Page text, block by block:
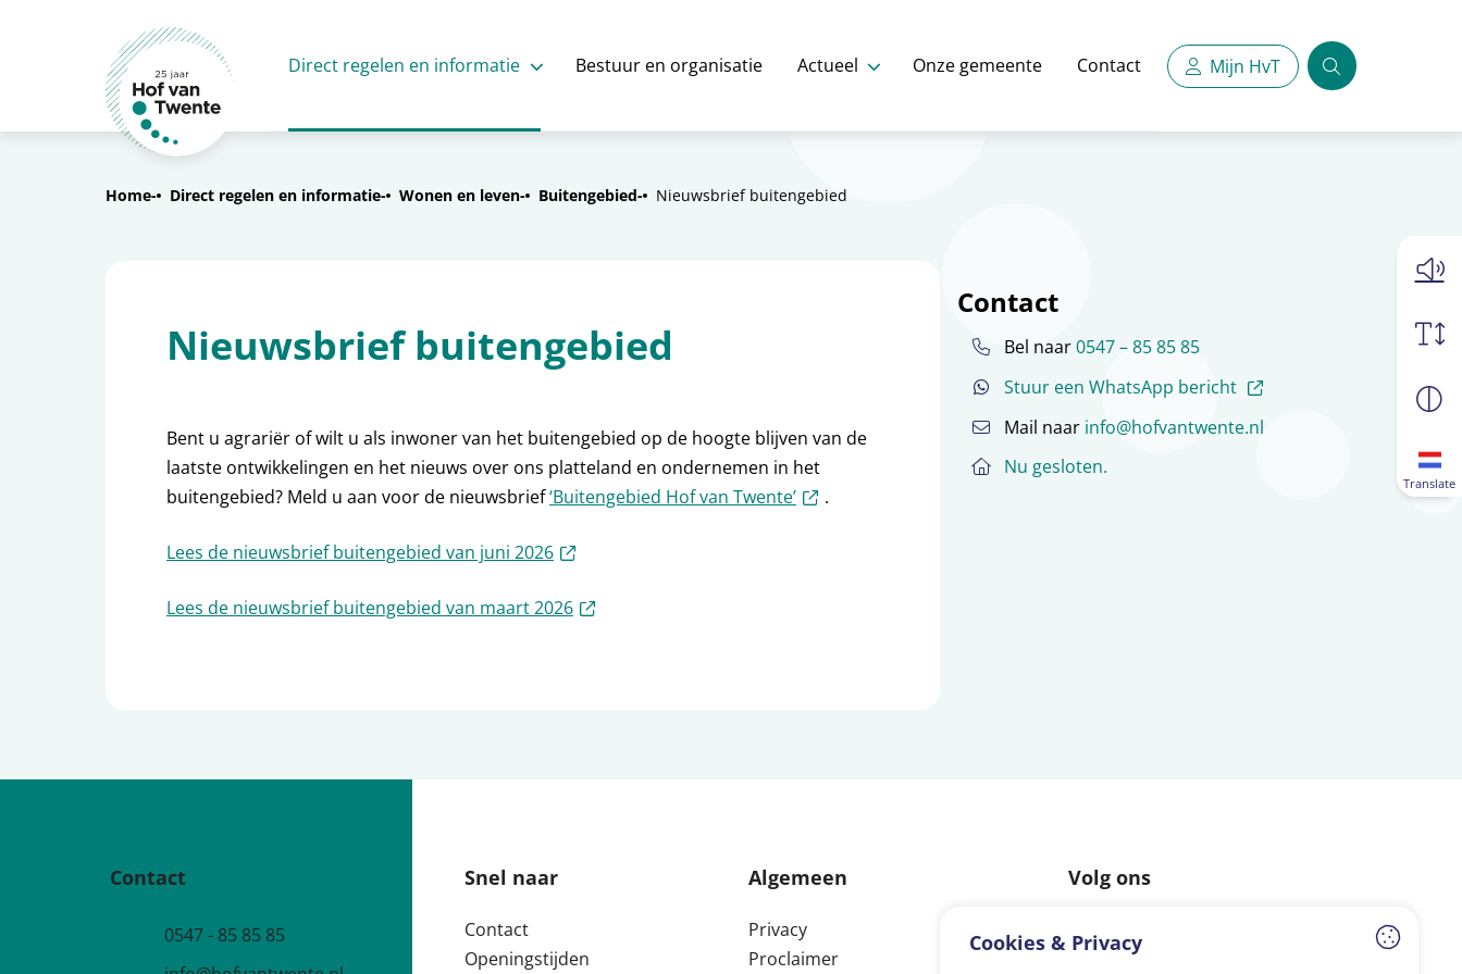
Cookies & Privacy
Direct regelen en informatie Bestuur en organisatie Actueel Onze gemeente Contact Mijn HvT
Zoeken
Translate
Home Direct regelen en informatie Wonen en leven Buitengebied Nieuwsbrief buitengebied
Nieuwsbrief buitengebied
Bent u agrariër of wilt u als inwoner van het buitengebied op de hoogte blijven van de
laatste ontwikkelingen en het nieuws over ons platteland en ondernemen in het
buitengebied? Meld u aan voor de nieuwsbrief‘Buitengebied Hof van Twente’ (externe link)
.
Lees de nieuwsbrief buitengebied van juni 2026
Lees de nieuwsbrief buitengebied van maart 2026
Contact
Bel naar0547 – 85 85 85
Stuur een WhatsApp bericht
Mail naar info@hofvantwente.nl
Nu gesloten.
Contact
Telefoonnummer
0547 - 85 85 85
Snel naar
Contact
Openingstijden
Algemeen
Privacy
Proclaimer
Volg ons
FacebookInstagram